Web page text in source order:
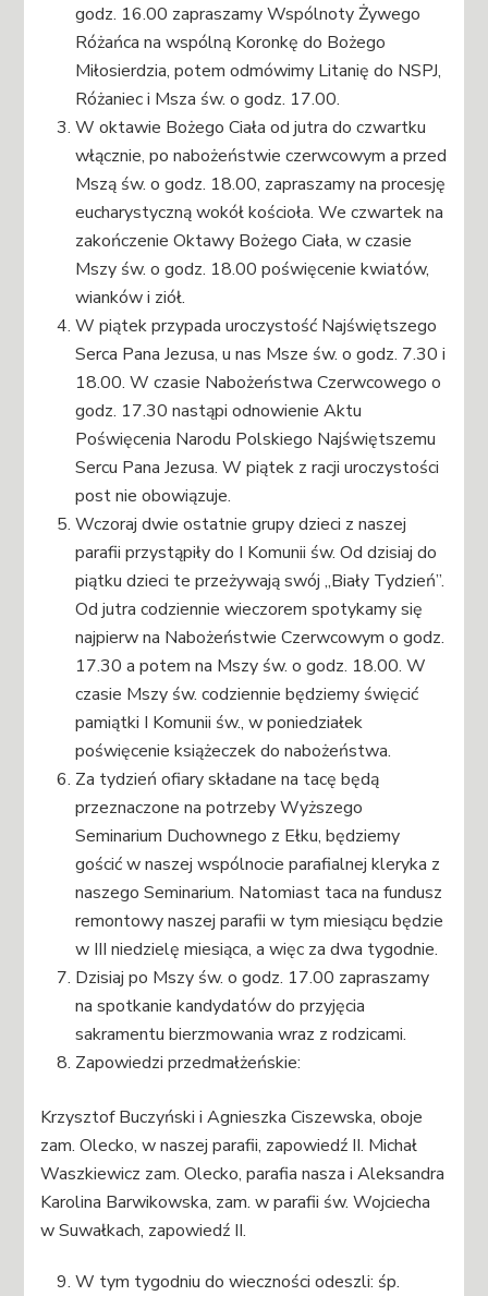
godz. 16.00 zapraszamy Wspólnoty Żywego
Różańca na wspólną Koronkę do Bożego
Miłosierdzia, potem odmówimy Litanię do NSPJ,
Różaniec i Msza św. o godz. 17.00.
W oktawie Bożego Ciała od jutra do czwartku
włącznie, po nabożeństwie czerwcowym a przed
Mszą św. o godz. 18.00, zapraszamy na procesję
eucharystyczną wokół kościoła. We czwartek na
zakończenie Oktawy Bożego Ciała, w czasie
Mszy św. o godz. 18.00 poświęcenie kwiatów,
wianków i ziół.
W piątek przypada uroczystość Najświętszego
Serca Pana Jezusa, u nas Msze św. o godz. 7.30 i
18.00. W czasie Nabożeństwa Czerwcowego o
godz. 17.30 nastąpi odnowienie Aktu
Poświęcenia Narodu Polskiego Najświętszemu
Sercu Pana Jezusa. W piątek z racji uroczystości
post nie obowiązuje.
Wczoraj dwie ostatnie grupy dzieci z naszej
parafii przystąpiły do I Komunii św. Od dzisiaj do
piątku dzieci te przeżywają swój „Biały Tydzień”.
Od jutra codziennie wieczorem spotykamy się
najpierw na Nabożeństwie Czerwcowym o godz.
17.30 a potem na Mszy św. o godz. 18.00. W
czasie Mszy św. codziennie będziemy święcić
pamiątki I Komunii św., w poniedziałek
poświęcenie książeczek do nabożeństwa.
Za tydzień ofiary składane na tacę będą
przeznaczone na potrzeby Wyższego
Seminarium Duchownego z Ełku, będziemy
gościć w naszej wspólnocie parafialnej kleryka z
naszego Seminarium. Natomiast taca na fundusz
remontowy naszej parafii w tym miesiącu będzie
w III niedzielę miesiąca, a więc za dwa tygodnie.
Dzisiaj po Mszy św. o godz. 17.00 zapraszamy
na spotkanie kandydatów do przyjęcia
sakramentu bierzmowania wraz z rodzicami.
Zapowiedzi przedmałżeńskie:
Krzysztof Buczyński i Agnieszka Ciszewska, oboje
zam. Olecko, w naszej parafii, zapowiedź II. Michał
Waszkiewicz zam. Olecko, parafia nasza i Aleksandra
Karolina Barwikowska, zam. w parafii św. Wojciecha
w Suwałkach, zapowiedź II.
W tym tygodniu do wieczności odeszli: śp.